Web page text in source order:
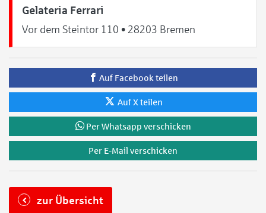
Gelateria Ferrari
Vor dem Steintor 110 • 28203 Bremen
Auf Facebook teilen
Auf X teilen
Per Whatsapp verschicken
Per E-Mail verschicken
zur Übersicht